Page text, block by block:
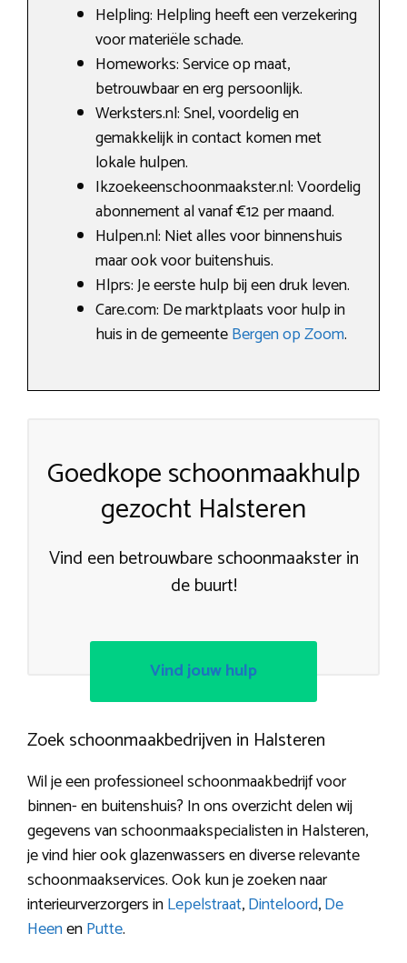
Helpling: Helpling heeft een verzekering
voor materiële schade.
Homeworks: Service op maat,
betrouwbaar en erg persoonlijk.
Werksters.nl: Snel, voordelig en
gemakkelijk in contact komen met
lokale hulpen.
Ikzoekeenschoonmaakster.nl: Voordelig
abonnement al vanaf €12 per maand.
Hulpen.nl: Niet alles voor binnenshuis
maar ook voor buitenshuis.
Hlprs: Je eerste hulp bij een druk leven.
Care.com: De marktplaats voor hulp in
huis in de gemeenteBergen op Zoom.
Goedkope schoonmaakhulp
gezocht Halsteren
Vind een betrouwbare schoonmaakster in
de buurt!
Vind jouw hulp
Zoek schoonmaakbedrijven in Halsteren
Wil je een professioneel schoonmaakbedrijf voor
binnen- en buitenshuis? In ons overzicht delen wij
gegevens van schoonmaakspecialisten in Halsteren,
je vind hier ook glazenwassers en diverse relevante
schoonmaakservices. Ook kun je zoeken naar
interieurverzorgers inLepelstraat,Dinteloord,De
HeenenPutte.